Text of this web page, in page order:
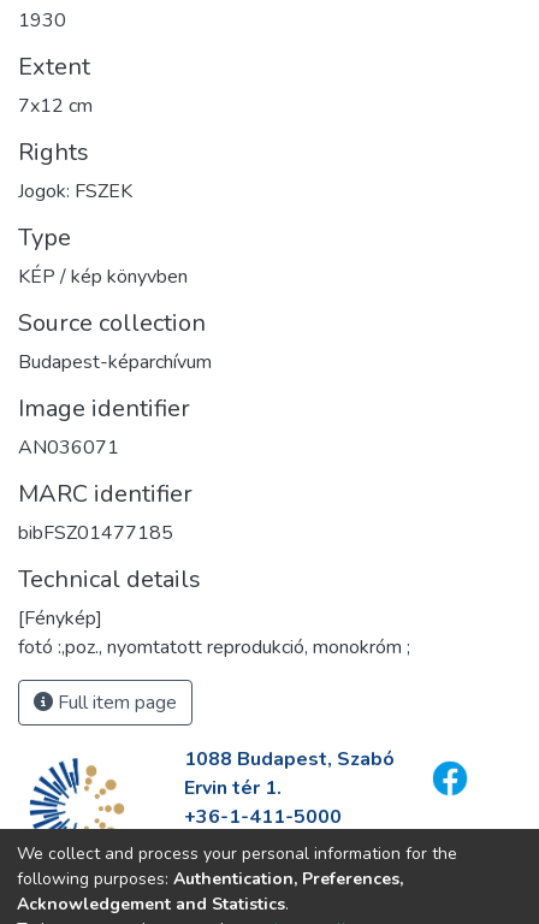
1930
Extent
7x12 cm
Rights
Jogok: FSZEK
Type
KÉP / kép könyvben
Source collection
Budapest-képarchívum
Image identifier
AN036071
MARC identifier
bibFSZ01477185
Technical details
[Fénykép]
fotó :,poz., nyomtatott reprodukció, monokróm ;
Full item page
1088 Budapest, Szabó
Ervin tér 1.
+36-1-411-5000
info@fszek.hu
https://fszek.hu
We collect and process your personal information for the
following purposes: Authentication, Preferences,
Acknowledgement and Statistics.